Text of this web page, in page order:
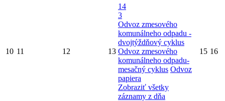
10 11 12 13
14
3
Odvoz zmesového
komunálneho odpadu -
dvojtýždňový cyklus
Odvoz zmesového
komunálneho odpadu-
mesačný cyklus Odvoz
papiera
Zobraziť všetky
záznamy z dňa
15 16